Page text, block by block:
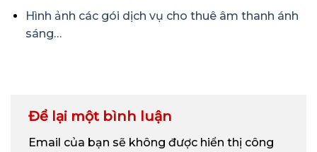
Hình ảnh các gói dịch vụ cho thuê âm thanh ánh
sáng…
Để lại một bình luận
Email của bạn sẽ không được hiển thị công